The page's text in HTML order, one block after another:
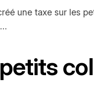
une taxe sur les